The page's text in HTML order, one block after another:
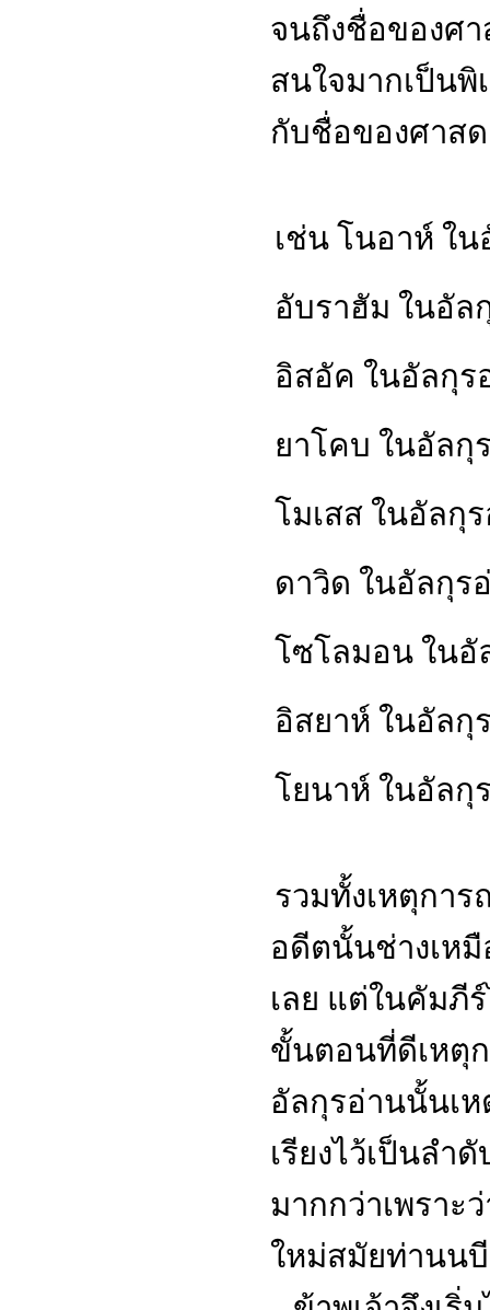
จนถึงชื่อของศา
สนใจมากเป็น
กับชื่อของศาส
เช่น โนอาห์ ใ
อับราฮัม ในอั
อิสอัค ในอัลกุ
ยาโคบ ในอัลกุ
โมเสส ในอัลกุ
ดาวิด ในอัลกุร
โซโลมอน ใน
อิสยาห์ ในอัลกุ
โยนาห์ ในอัลกุ
รวมทั้งเหตุกา
อดีตนั้นช่างเห
เลย แต่ในคัมภี
ขั้นตอนที่ดีเหตุ
อัลกุรอ่านนั้นเ
เรียงไว้เป็นล
มากกว่าเพราะ
ใหม่สมัยท่านน